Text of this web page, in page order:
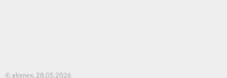
© glomex, 28.05.2026